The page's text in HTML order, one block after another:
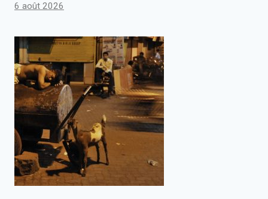
6 août 2026